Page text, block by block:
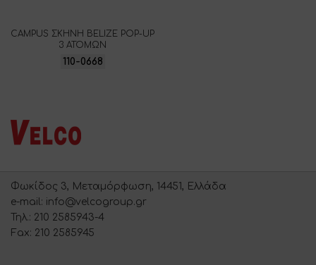
CAMPUS ΣΚΗΝΗ BELIZE POP-UP
3 ΑΤΟΜΩΝ
110-0668
Φωκίδος 3, Μεταμόρφωση, 14451, Ελλάδα
e-mail: info@velcogroup.gr
Τηλ.: 210 2585943-4
Fax: 210 2585945